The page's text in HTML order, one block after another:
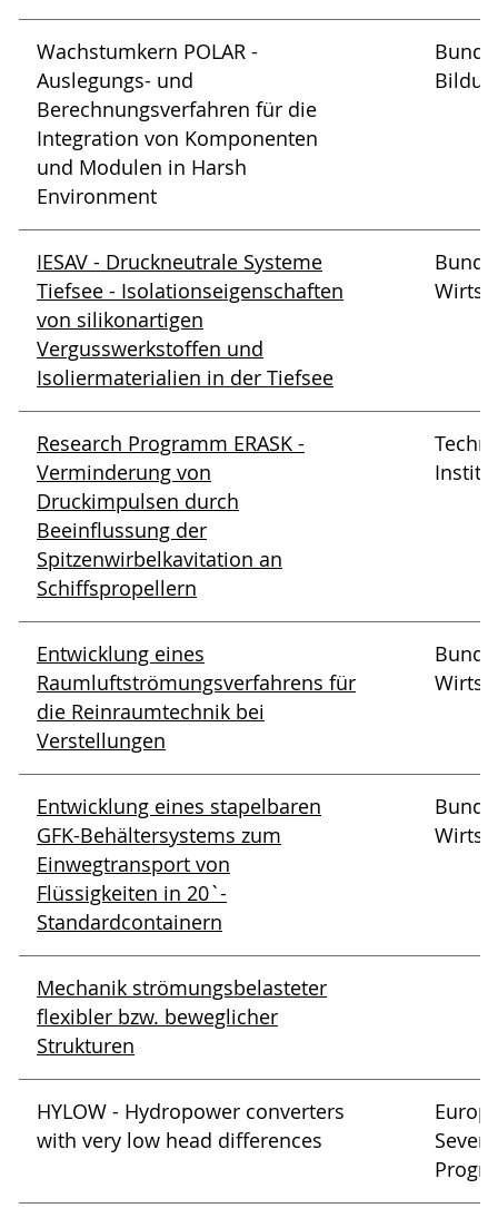
Wachstumkern POLAR -
Auslegungs- und
Berechnungsverfahren für die
Integration von Komponenten
und Modulen in Harsh
Environment
IESAV - Druckneutrale Systeme
Tiefsee - Isolationseigenschaften
von silikonartigen
Vergusswerkstoffen und
Isoliermaterialien in der Tiefsee
Research Programm ERASK -
Verminderung von
Druckimpulsen durch
Beeinflussung der
Spitzenwirbelkavitation an
Schiffspropellern
Entwicklung eines
Raumluftströmungsverfahrens für
die Reinraumtechnik bei
Verstellungen
Entwicklung eines stapelbaren
GFK-Behältersystems zum
Einwegtransport von
Flüssigkeiten in 20`-
Standardcontainern
Mechanik strömungsbelasteter
flexibler bzw. beweglicher
Strukturen
HYLOW - Hydropower converters
with very low head differences